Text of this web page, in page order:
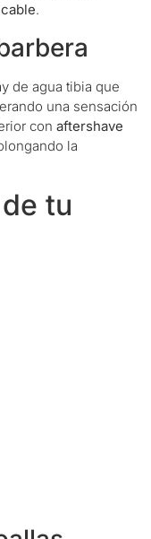
.
de agua tibia que
una sensación
con aftershave
la
tu